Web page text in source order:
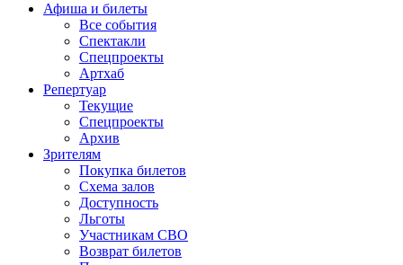
Афиша и билеты
Все события
Спектакли
Спецпроекты
Артхаб
Репертуар
Текущие
Спецпроекты
Архив
Зрителям
Покупка билетов
Схема залов
Доступность
Льготы
Участникам СВО
Возврат билетов